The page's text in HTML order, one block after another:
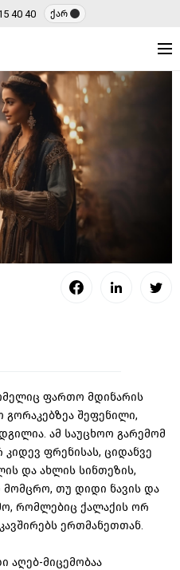
40 40 ქარ
ფართო მდინარის
შეფენილი,
ამ საუცხოო გარემომ
ფრენისას, ციდანვე
და ახლის სინთეზის,
მომცრო, თუ დიდი ნავის და
რომლებიც ქალაქის ორ
ერთმანეთთან.
აღებ-მიცემობაა